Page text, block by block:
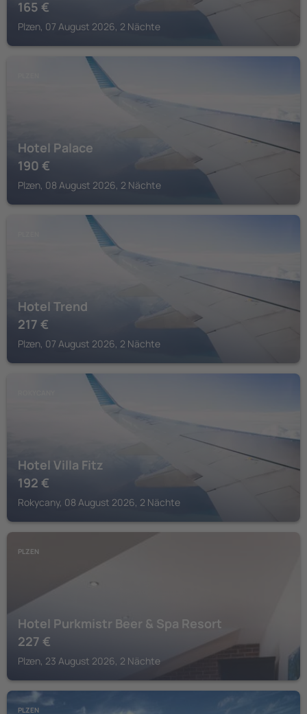
165 €
Plzen, 07 August 2026, 2 Nächte
Hotel Palace
190 €
Plzen, 08 August 2026, 2 Nächte
Hotel Trend
217 €
Plzen, 07 August 2026, 2 Nächte
Hotel Villa Fitz
192 €
Rokycany, 08 August 2026, 2 Nächte
PLZEN
Hotel Purkmistr Beer & Spa Resort
227 €
Plzen, 23 August 2026, 2 Nächte
PLZEN